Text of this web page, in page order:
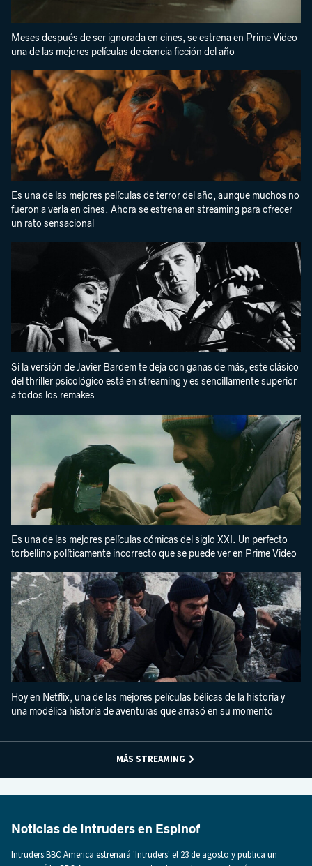
Meses después de ser ignorada en cines, se estrena en Prime Video
una de las mejores películas de ciencia ficción del año
Es una de las mejores películas de terror del año, aunque muchos no
fueron a verla en cines. Ahora se estrena en streaming para ofrecer
un rato sensacional
Si la versión de Javier Bardem te deja con ganas de más, este clásico
del thriller psicológico está en streaming y es sencillamente superior
a todos los remakes
Es una de las mejores películas cómicas del siglo XXI. Un perfecto
torbellino políticamente incorrecto que se puede ver en Prime Video
Hoy en Netflix, una de las mejores películas bélicas de la historia y
una modélica historia de aventuras que arrasó en su momento
MÁS STREAMING
Noticias de Intruders en Espinof
Intruders:BBC America estrenará 'Intruders' el 23 de agosto y publica un